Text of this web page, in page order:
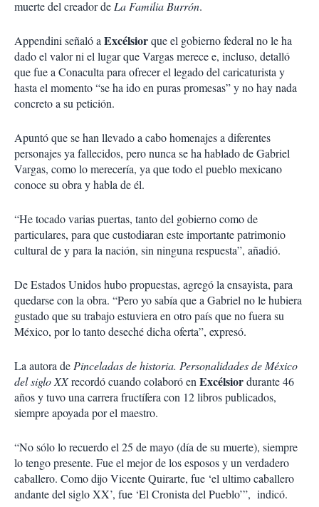
muerte del creador de La Familia Burrón.
Appendini señaló a Excélsiorque el gobierno federal no le ha
dado el valor ni el lugar que Vargas merece e, incluso, detalló
que fue a Conaculta para ofrecer el legado del caricaturista y
hasta el momento “se ha ido en puras promesas” y no hay nada
concreto a su petición.
Apuntó que se han llevado a cabo homenajes a diferentes
personajes ya fallecidos, pero nunca se ha hablado de Gabriel
Vargas, como lo merecería, ya que todo el pueblo mexicano
conoce su obra y habla de él.
“He tocado varias puertas, tanto del gobierno como de
particulares, para que custodiaran este importante patrimonio
cultural de y para la nación, sin ninguna respuesta”, añadió.
De Estados Unidos hubo propuestas, agregó la ensayista, para
quedarse con la obra. “Pero yo sabía que a Gabriel no le hubiera
gustado que su trabajo estuviera en otro país que no fuera su
México, por lo tanto deseché dicha oferta”, expresó.
La autora de Pinceladas de historia. Personalidades de México
del siglo XXrecordó cuando colaboró en Excélsiordurante 46
años y tuvo una carrera fructífera con 12 libros publicados,
siempre apoyada por el maestro.
“No sólo lo recuerdo el 25 de mayo (día de su muerte), siempre
lo tengo presente. Fue el mejor de los esposos y un verdadero
caballero. Como dijo Vicente Quirarte, fue ‘el ultimo caballero
andante del siglo XX’, fue ‘El Cronista del Pueblo’”, indicó.